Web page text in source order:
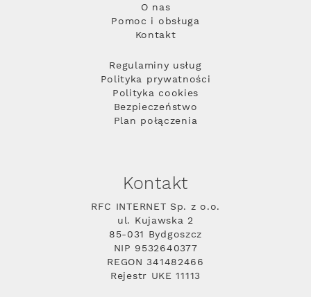
O nas
Pomoc i obsługa
Kontakt
Regulaminy usług
Polityka prywatności
Polityka cookies
Bezpieczeństwo
Plan połączenia
Kontakt
RFC INTERNET Sp. z o.o.
ul. Kujawska 2
85-031 Bydgoszcz
NIP 9532640377
REGON 341482466
Rejestr UKE 11113